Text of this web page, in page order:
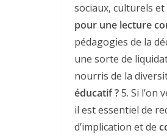
sociaux, culturels
pour une lecture
pédagogies de la
une sorte de
nourris de la
éducatif ?5. Si l’on
il est essentiel de
d’implication et de